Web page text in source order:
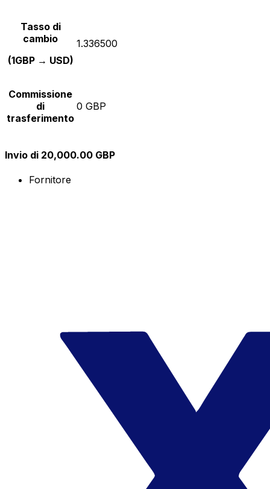
Tasso di
cambio
(1GBP → USD)
1.336500
Commissione
di
trasferimento
0 GBP
Invio di 20,000.00 GBP
Fornitore